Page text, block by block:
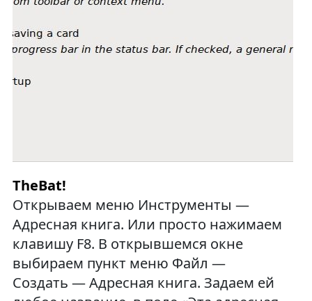
TheBat!
Открываем меню Инструменты —
Адресная книга. Или просто нажимаем
клавишу F8. В открывшемся окне
выбираем пункт меню Файл —
Создать — Адресная книга. Задаем ей